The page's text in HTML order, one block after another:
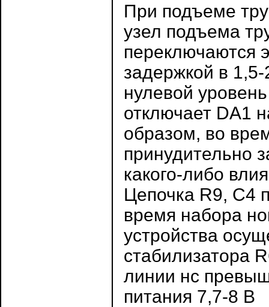
При подъеме
узел подъема
переключаются
задержкой в
нулевой
отключает DA1
образом, во
принудительно
какого-либо
Цепочка R9, С4
время набора
устройства
стабилизатора
линии нс
питания 7,7-8 В